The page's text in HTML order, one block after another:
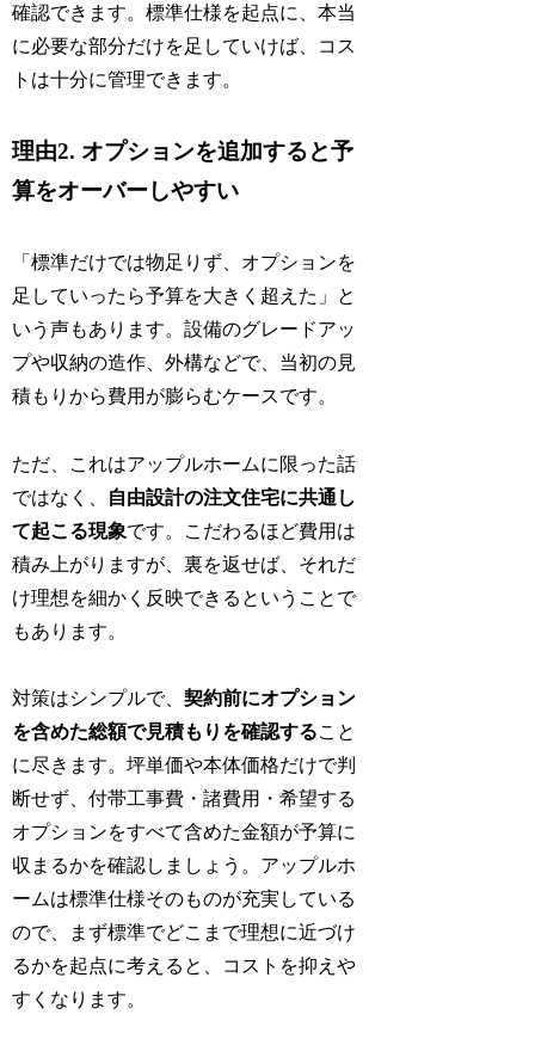
確認できます。標準仕様を起点に、本当
に必要な部分だけを足していけば、コス
トは十分に管理できます。
理由2. オプションを追加すると予
算をオーバーしやすい
「標準だけでは物足りず、オプションを
足していったら予算を大きく超えた」と
いう声もあります。設備のグレードアッ
プや収納の造作、外構などで、当初の見
積もりから費用が膨らむケースです。
ただ、これはアップルホームに限った話
ではなく、
自由設計の注文住宅に共通し
て起こる現象です。こだわるほど費用は
積み上がりますが、裏を返せば、それだ
け理想を細かく反映できるということで
もあります。
対策はシンプルで、契約前にオプション
を含めた総額で見積もりを確認すること
に尽きます。坪単価や本体価格だけで判
断せず、付帯工事費・諸費用・希望する
オプションをすべて含めた金額が予算に
収まるかを確認しましょう。アップルホ
ームは標準仕様そのものが充実している
ので、まず標準でどこまで理想に近づけ
るかを起点に考えると、コストを抑えや
すくなります。